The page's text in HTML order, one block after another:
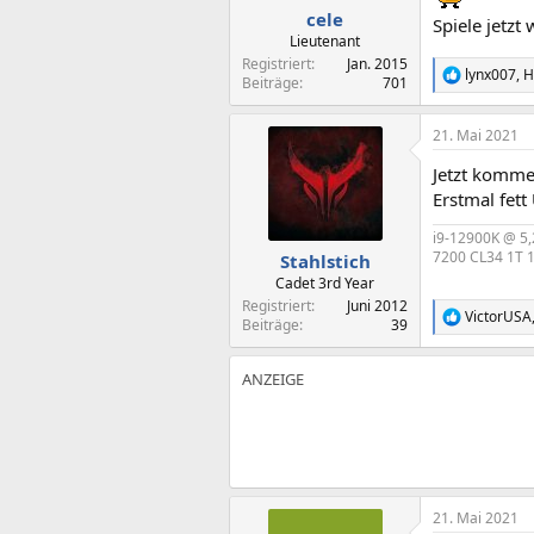
n
:
cele
Lieutenant
Registriert
Jan. 2015
Beiträge
701
Spiele jetzt
R
e
a
k
i
o
e
n
lynx007,
Stahlstich
Cadet 3rd Year
Registriert
Juni 2012
Beiträge
39
21. Mai 2021
Jetzt
Erstmal fett
i9-12900K @
7200 CL34 1T
R
e
a
n
:
VictorUSA
21. Mai 2021